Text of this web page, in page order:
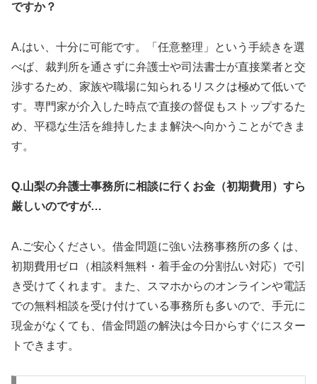
ですか？
A.はい、十分に可能です。「任意整理」という手続きを選
べば、裁判所を通さずに弁護士や司法書士が直接業者と交
渉するため、家族や職場に知られるリスクは極めて低いで
す。専門家が介入した時点で直接の督促もストップするた
め、平穏な生活を維持したまま解決へ向かうことができま
す。
Q.山梨の弁護士事務所に相談に行くお金（初期費用）すら
厳しいのですが…
A.ご安心ください。借金問題に強い法務事務所の多くは、
初期費用ゼロ（相談料無料・着手金の分割払い対応）で引
き受けてくれます。また、スマホからのオンラインや電話
での無料相談を受け付けている事務所も多いので、手元に
現金がなくても、借金問題の解決は今日からすぐにスター
トできます。